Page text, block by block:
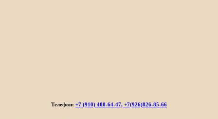
Телефон: +7 (910) 400-64-47, +7(926)826-85-66